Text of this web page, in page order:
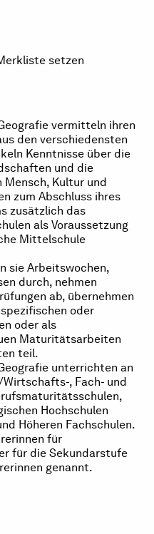
setzen
vermitteln ihren
den verschiedensten
Kenntnisse über die
und die
Mensch, Kultur und
zum Abschluss ihres
zusätzlich das
als Voraussetzung
Mittelschule
sie Arbeitswochen,
durch, nehmen
ab, übernehmen
oder
oder als
Maturitätsarbeiten
teil.
unterrichten an
, Fach- und
Hochschulen
Höheren Fachschulen.
für
für die Sekundarstufe
genannt.